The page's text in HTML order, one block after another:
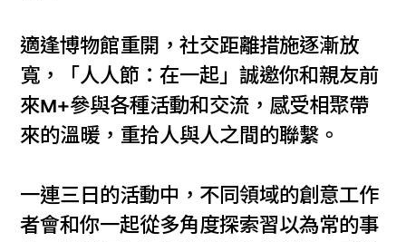
適逢博物館重開，社交距離措施逐漸放
寬，「人人節：在一起」誠邀你和親友前
來M+參與各種活動和交流，感受相聚帶
來的溫暖，重拾人與人之間的聯繫。
一連三日的活動中，不同領域的創意工作
者會和你一起從多角度探索習以為常的事